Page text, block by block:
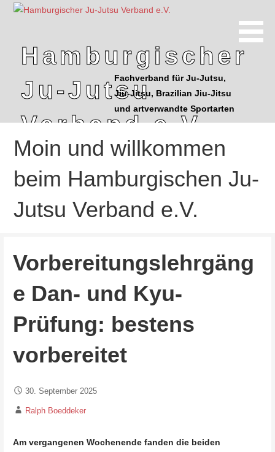
Hamburgischer
Ju-Jutsu
Verband e.V.
Fachverband für Ju-Jutsu,
Jiu-Jitsu, Brazilian Jiu-Jitsu
und artverwandte Sportarten
Moin und willkommen
beim Hamburgischen Ju-
Jutsu Verband e.V.
Vorbereitungslehrgäng
e Dan- und Kyu-
Prüfung: bestens
vorbereitet
30. September 2025
Ralph Boeddeker
Am vergangenen Wochenende fanden die beiden